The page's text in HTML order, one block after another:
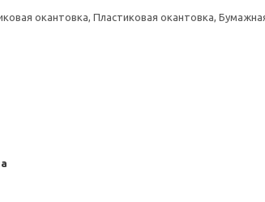
окантовка, Пластиковая окантовка,